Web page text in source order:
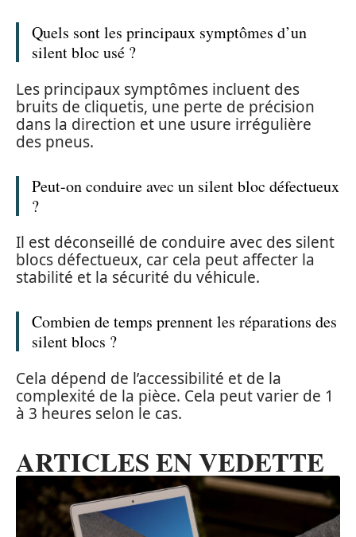
Quels sont les principaux symptômes d’un
silent bloc usé ?
Les principaux symptômes incluent des
bruits de cliquetis, une perte de précision
dans la direction et une usure irrégulière
des pneus.
Peut-on conduire avec un silent bloc défectueux
?
Il est déconseillé de conduire avec des silent
blocs défectueux, car cela peut affecter la
stabilité et la sécurité du véhicule.
Combien de temps prennent les réparations des
silent blocs ?
Cela dépend de l’accessibilité et de la
complexité de la pièce. Cela peut varier de 1
à 3 heures selon le cas.
ARTICLES EN VEDETTE